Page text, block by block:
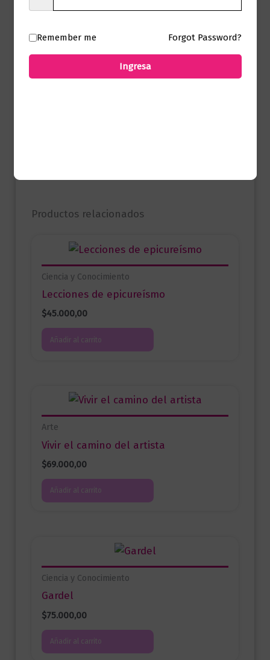
No hay valoraciones aún.
Productos relacionados
Ciencia y Conocimiento
Lecciones de epicureísmo
$45.000,00
Añadir al carrito
Arte
Vivir el camino del artista
$69.000,00
Añadir al carrito
Ciencia y Conocimiento
Gardel
$75.000,00
Añadir al carrito
Remember me Forgot Password?
Ingresa